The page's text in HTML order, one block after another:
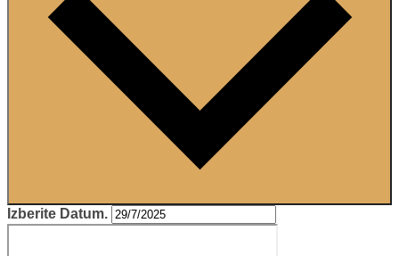
Izberite Datum.